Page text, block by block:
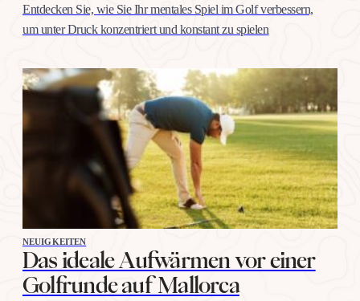
Entdecken Sie, wie Sie Ihr mentales Spiel im Golf verbessern,
um unter Druck konzentriert und konstant zu spielen
NEUIGKEITEN
Das ideale Aufwärmen vor einer
Golfrunde auf Mallorca